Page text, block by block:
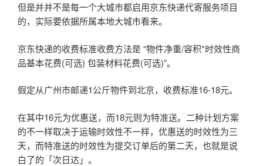
但是并并不是每一个大城市都启用京东快递代寄服务项目
的，实际要依据所属本地大城市看来。
京东快递的收费标准收费方法是 “物件净重/容积*时效性商
品基本花费(可选) 包装材料花费(可选)”。
假定从广州市邮递1公斤物件到北京，收费标准16-18元。
在其中16元为优惠送，而18元则为特准送。二种计划方案
的不一样取决于运输时效性不一样，优惠送的时效性为三
天，而特准送的时效性为提交订单后的第二天，也就是说
白了的「次日达」。